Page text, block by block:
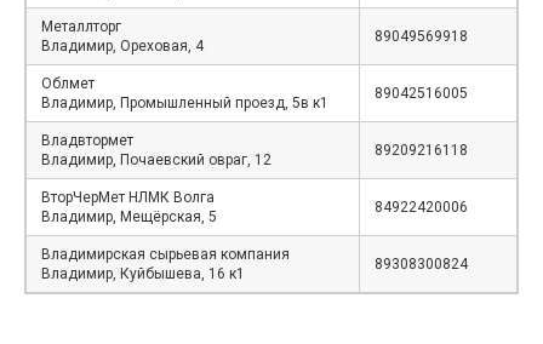
Металлторг
Владимир, Ореховая, 4
89049569918
Облмет
Владимир, Промышленный проезд, 5в к1
89042516005
Владвтормет
Владимир, Почаевский овраг, 12
89209216118
ВторЧерМет НЛМК Волга
Владимир, Мещёрская, 5
84922420006
Владимирская сырьевая компания
Владимир, Куйбышева, 16 к1
89308300824